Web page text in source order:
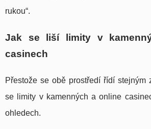
rukou“.
Jak se liší limity v
casinech
Přestože se obě prostředí řídí stejným
se limity v kamenných a online
ohledech.